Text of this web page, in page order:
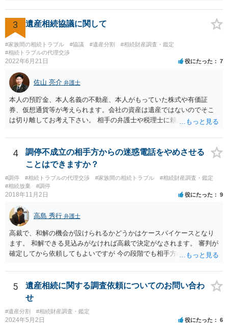
った等)、それも書くとよいです。 書かない方が良いと思うことは、遺
産分割に関係ない(と思われる)いきさつを沢山盛り込むことだと考えま
す(あくまで遺産分割に関係することに留める方が、裁判所や調停委員
の方に事情を理解してもらいやすいと思います)。
3 遺産相続協議に関して
#家族間の相続トラブル #協議 #遺産分割
#相続財産調査・鑑定
#相続トラブルの代理交渉
2022年6月21日 役にたった 7
佐山 亮介 弁護士
本人の預貯金、本人名義の不動産、本人がもっていた株式や有価証
券、仮想通貨等が考えられます。会社の資産は遺産ではないのでそこ
は切り離してお考え下さい。 相手の弁護士や税理士に頼んでも守秘義
意に開示を求め、応じなければ「調査嘱託」という手続きを使って銀
行等に照会をかけることになるでしょう。 不動産は、相続登記が済ん
でいなければ市役所ないし区役所に、お子様と義父様のつながりがわ
かる戸籍一式を揃えてもちこみ、「名寄せ」という手続きをすると、
分かると思います。遺産分割協議書の偽造等により既に相続登記され
てしまっている場合は、住所などに当たりをつけて登記名義を調べて
すが、現代では、各々が自由に価格設定をしていますので、特に相場
はお示しできません。ただし、かつて日本弁護士連合会が設けていた
報酬基準を踏まえて価格設定している弁護士は一定数いると思います
ので、それが一応の目安となるでしょう。
4
調停不成立の相手方からの迷惑電話をやめさせる
ことはできますか？
#調停 #相続トラブルの代理交渉 #家族間の相続トラブル
#相続財産調査・鑑定
#相続放棄
#調停
2018年11月2日 役にたった 9
高島 秀行 弁護士
高裁で、和解の機会が設けられるかどうかはケースバイケースとなり
ます。 和解できる見込みがなければ高裁で決定がなされます。 審判が
確定してから依頼してもよいですが 今の段階でも相手方の連絡が迷惑
5
遺産相続に関する調査依頼についてのお問い合わ
せ
#遺産分割 #相続財産調査・鑑定
2024年5月2日 役にたった 6